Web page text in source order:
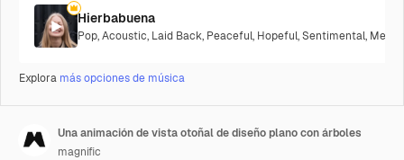
Hierbabuena
Pop,Acoustic, Laid Back, Peaceful, Hopeful,Sentimental,
Explora más opciones de música
Una animación de vista otoñal de diseño plano con árboles
magnific